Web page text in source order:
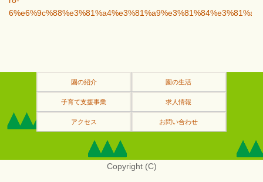
園の紹介 園の生活
子育て支援事業 求人情報
アクセス お問い合わせ
Copyright (C)